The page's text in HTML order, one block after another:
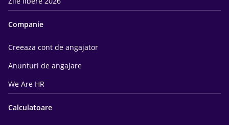
Companie
Creeaza cont de angajator
Anunturi de angajare
We Are HR
Calculatoare